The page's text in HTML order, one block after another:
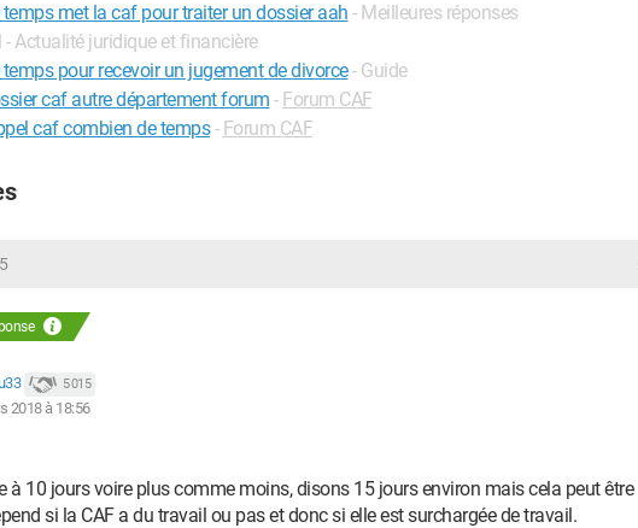
met la caf pour traiter un dossier aah - Meilleures réponses
- Actualité juridique et financière
pour recevoir un jugement de divorce- Guide
caf autre département forum - Forum CAF
caf combien de temps - Forum CAF
5 015
2018 à 18:56
à 10 jours voire plus comme moins, disons 15 jours environ mais cela peut être
si la CAF a du travail ou pas et donc si elle est surchargée de travail.